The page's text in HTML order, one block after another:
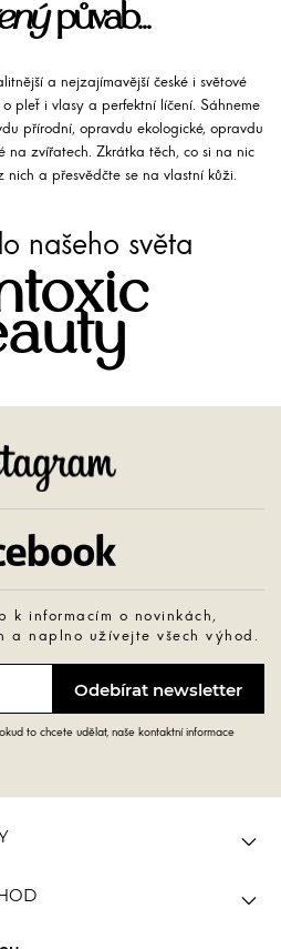
půvab...
a nejzajímavější české i světové
pleť i vlasy a perfektní líčení. Sáhneme
přírodní, opravdu ekologické, opravdu
na zvířatech. Zkrátka těch, co si na nic
nich a přesvědčte se na vlastní kůži.
našeho světa
k informacím o novinkách,
a naplno užívejte všech výhod.
to chcete udělat, naše kontaktní informace

